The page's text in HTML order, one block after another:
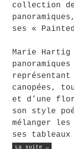
collection
ses «
Marie
canopées,
et d’une
son style
mélanger
ses
La suite …
« Papier